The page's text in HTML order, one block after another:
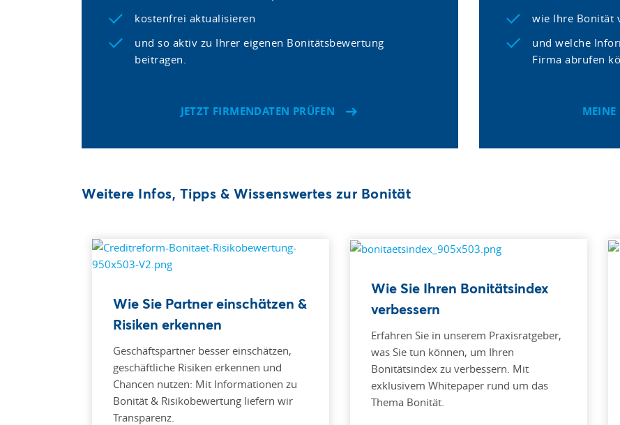
kostenfrei aktualisieren
und so aktiv zu Ihrer eigenen Bonitätsbewertung
beitragen.
JETZT FIRMENDATEN PRÜFEN
wie Ihre Bonität
und welche
Firma abrufen
MEINE
Weitere Infos, Tipps & Wissenswertes zur Bonität
Wie Sie Partner einschätzen &
Risiken erkennen
Geschäftspartner besser einschätzen,
geschäftliche Risiken erkennen und
Chancen nutzen: Mit Informationen zu
Bonität & Risikobewertung liefern wir
Transparenz.
Wie Sie Ihren Bonitätsindex
verbessern
Erfahren Sie in unserem Praxisratgeber,
was Sie tun können, um Ihren
Bonitätsindex zu verbessern. Mit
exklusivem Whitepaper rund um das
Thema Bonität.